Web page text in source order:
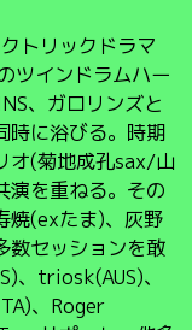
トリックドラマ
ツインドラムハー
、ガロリンズと
時に浴びる。時期
オ(菊地成孔sax/山
演を重ねる。その
焼(exたま)、灰野
数セッションを敢
、triosk(AUS)、
、Roger